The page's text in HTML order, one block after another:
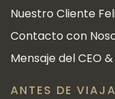
Nuestro Cliente
Contacto con
Mensaje del CEO
ANTES DE